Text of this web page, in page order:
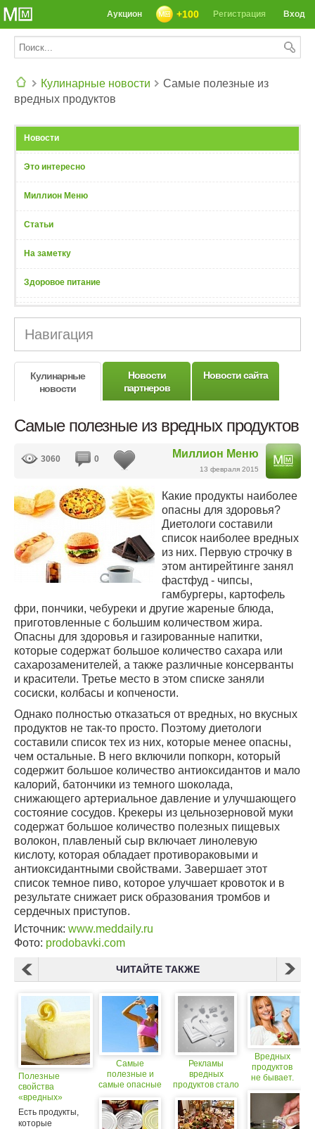
Вход
Регистрация
+100
Аукцион
Кулинарные новости
Самые полезные из
вредных продуктов
Новости
Это интересно
Миллион Меню
Статьи
На заметку
Здоровое питание
Навигация
Кулинарные
новости
Новости
партнеров
Новости сайта
Самые полезные из вредных продуктов
Миллион Меню
13 февраля 2015
3060 0
Какие продукты наиболее
опасны для здоровья?
Диетологи составили
список наиболее вредных
из них. Первую строчку в
этом антирейтинге занял
фастфуд - чипсы,
гамбургеры, картофель
фри, пончики, чебуреки и другие жареные блюда,
приготовленные с большим количеством жира.
Опасны для здоровья и газированные напитки,
которые содержат большое количество сахара или
сахарозаменителей, а также различные консерванты
и красители. Третье место в этом списке заняли
сосиски, колбасы и копчености.
Однако полностью отказаться от вредных, но вкусных
продуктов не так-то просто. Поэтому диетологи
составили список тех из них, которые менее опасны,
чем остальные. В него включили попкорн, который
содержит большое количество антиоксидантов и мало
калорий, батончики из темного шоколада,
снижающего артериальное давление и улучшающего
состояние сосудов. Крекеры из цельнозерновой муки
содержат большое количество полезных пищевых
волокон, плавленый сыр включает линолевую
кислоту, которая обладает противораковыми и
антиоксидантными свойствами. Завершает этот
список темное пиво, которое улучшает кровоток и в
результате снижает риск образования тромбов и
сердечных приступов.
Источник: www.meddaily.ru
Фото: prodobavki.com
ЧИТАЙТЕ ТАКЖЕ
Полезные
свойства
«вредных»
продуктов
Есть продукты,
которые
Самые
полезные и
самые опасные
спортсменов
Рекламы
вредных
продуктов стало
Вредных
продуктов
не бывает.
необходимо
соблюдать
меру